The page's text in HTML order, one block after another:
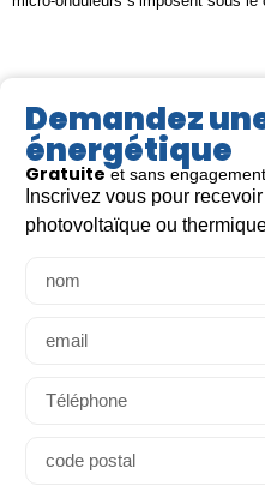
Demandez
énergétique
Gratuiteet sans engagement
Inscrivez vous pour
photovoltaïque ou